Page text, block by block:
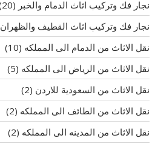
نجار فك وتركيب اثاث الدمام والخبر (20)
نجار فك وتركيب اثاث القطيف والظهران
نقل الاثاث من الدمام الى المملكه (10)
نقل الاثاث من الرياض الى المملكه (5)
نقل الاثاث من السعودية للاردن (2)
نقل الاثاث من الطائف الى المملكه (2)
نقل الاثاث من المدينه الى المملكه (2)